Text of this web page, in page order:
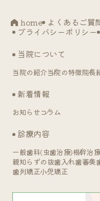
home よくあるご質
プライバシーポリシー
当院について
当院の紹介当院の特徴院長
新着情報
お知らせ コラム
診療内容
一般歯科(虫歯治療)根幹治
親知らずの抜歯 入れ歯審美
歯列矯正小児矯正